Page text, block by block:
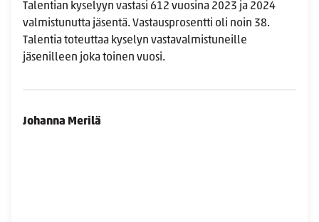
Talentian kyselyyn vastasi 612 vuosina 2023 ja 2024
valmistunutta jäsentä. Vastausprosentti oli noin 38.
Talentia toteuttaa kyselyn vastavalmistuneille
jäsenilleen joka toinen vuosi.
Johanna Merilä